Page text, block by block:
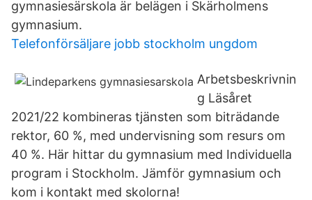
gymnasiesärskola är belägen i Skärholmens
gymnasium.
Telefonförsäljare jobb stockholm ungdom
Arbetsbeskrivnin
g Läsåret
2021/22 kombineras tjänsten som biträdande
rektor, 60 %, med undervisning som resurs om
40 %. Här hittar du gymnasium med Individuella
program i Stockholm. Jämför gymnasium och
kom i kontakt med skolorna!